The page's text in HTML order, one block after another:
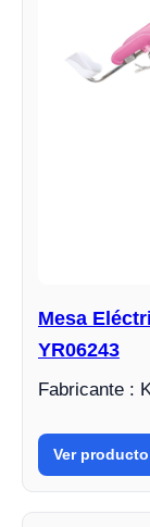
Mesa
YR06243
Fabricante :
Ver producto